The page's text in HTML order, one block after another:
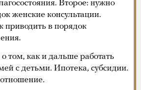
Второе: нужно
женские консультации.
приводить в порядок
том, как и дальше работать
с детьми. Ипотека, субсидии.